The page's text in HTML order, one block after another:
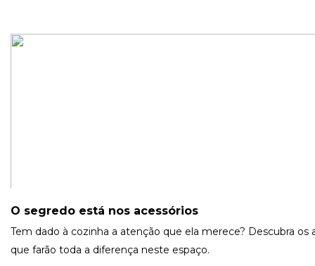
O segredo está nos acessórios
Tem dado à cozinha a atenção que ela merece? Descubra os
que farão toda a diferença neste espaço.